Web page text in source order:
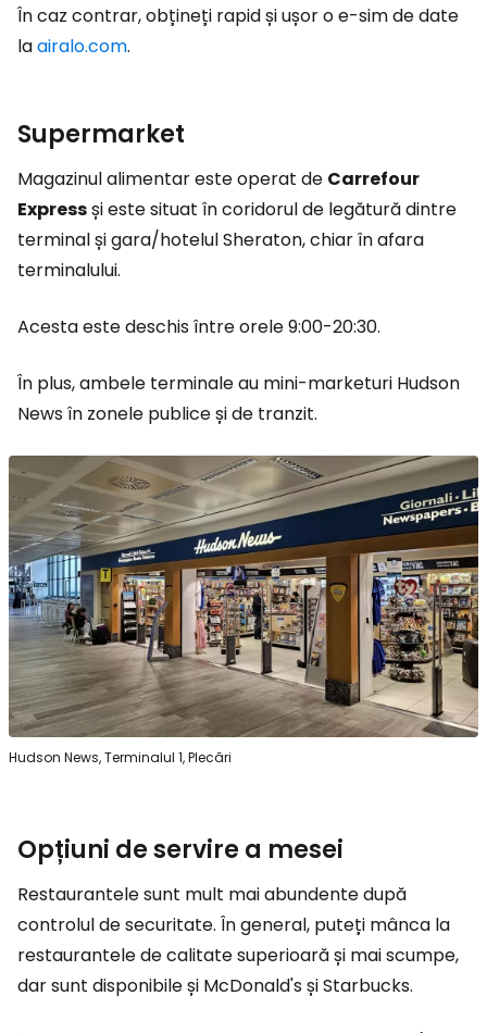
În caz contrar, obțineți rapid și ușor o e-sim de date
laairalo.com.
Supermarket
Magazinul alimentar este operat de Carrefour
Expressși este situat în coridorul de legătură dintre
terminal și gara/hotelul Sheraton, chiar în afara
terminalului.
Acesta este deschis între orele 9:00-20:30.
În plus, ambele terminale au mini-marketuri Hudson
News în zonele publice și de tranzit.
Hudson News, Terminalul 1, Plecări
Opțiuni de servire a mesei
Restaurantele sunt mult mai abundente după
controlul de securitate. În general, puteți mânca la
restaurantele de calitate superioară și mai scumpe,
dar sunt disponibile și McDonald's și Starbucks.